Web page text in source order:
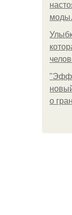
моды.
о